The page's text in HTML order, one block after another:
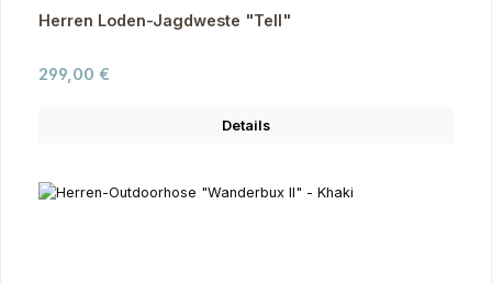
Herren Loden-Jagdweste "Tell"
Regulärer Preis:
299,00 €
Details